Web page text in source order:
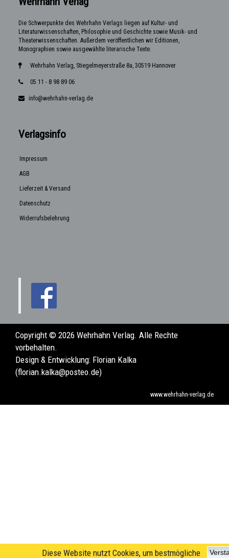
Diese Website nutzt Cookies, um bestmögliche
Die Schwerpunkte des Wehrhahn Verlags liegen auf Kultur- und
Literaturwissenschaften, Philosophie und Geschichte sowie Musik- und
Theaterwissenschaften. Außerdem veröffentlichen wir Editionen,
Monographien sowie ausgewählte literarische Texte.
Wehrhahn Verlag, Stiegelmeyerstraße 8a, 30519 Hannover
05 11 - 8 98 89 06
info@wehrhahn-verlag.de
Verlagsinfo
Impressum
AGB
Lieferzeit & Versand
Datenschutz
Widerrufsbelehrung
Copyright © 2026 Wehrhahn Verlag. Alle Rechte
vorbehalten.
Design & Entwicklung: Florian Kalka
(florian.kalka@posteo.de)
www.wehrhahn-verlag.de